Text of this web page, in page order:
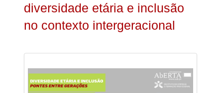
diversidade etária e inclusão
no contexto intergeracional